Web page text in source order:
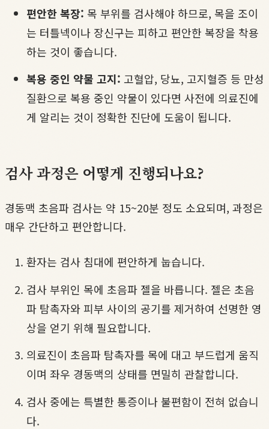
편안한 복장: 목 부위를 검사해야 하므로, 목을 조이
는 터틀넥이나 장신구는 피하고 편안한 복장을 착용
하는 것이 좋습니다.
복용 중인 약물 고지: 고혈압, 당뇨, 고지혈증 등 만성
질환으로 복용 중인 약물이 있다면 사전에 의료진에
게 알리는 것이 정확한 진단에 도움이 됩니다.
검사 과정은 어떻게 진행되나요?
경동맥 초음파 검사는 약 15~20분 정도 소요되며, 과정은
매우 간단하고 편안합니다.
환자는 검사 침대에 편안하게 눕습니다.
검사 부위인 목에 초음파 젤을 바릅니다. 젤은 초음
파 탐촉자와 피부 사이의 공기를 제거하여 선명한 영
상을 얻기 위해 필요합니다.
의료진이 초음파 탐촉자를 목에 대고 부드럽게 움직
이며 좌우 경동맥의 상태를 면밀히 관찰합니다.
검사 중에는 특별한 통증이나 불편함이 전혀 없습니
다.